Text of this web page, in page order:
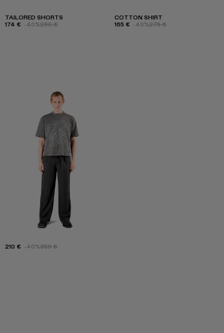
TAILORED SHORTS
174 € -40%290 €
COTTON SHIRT
165 € -40%275 €
210 € -40%350 €